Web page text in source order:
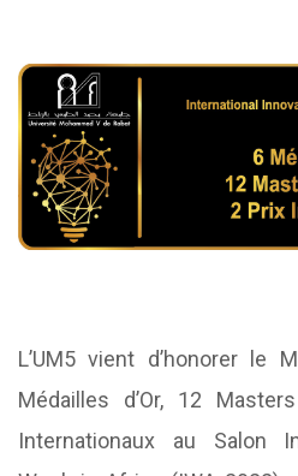
L’UM5 vient d’honorer le
Médailles d’Or, 12
Internationaux au Salon